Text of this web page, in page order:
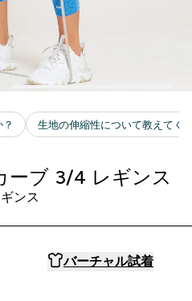
ーブ 3/4 レギンス
ンス
バーチャル試着